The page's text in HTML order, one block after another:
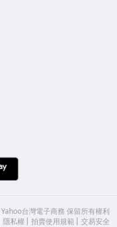
Yahoo台灣電子商務 保留所有權利
隱私權 拍賣使用規範 交易安全